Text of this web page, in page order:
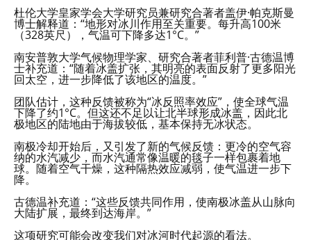
杜伦大学皇家学会大学研究员兼研究合著者盖伊·帕克斯曼
博士解释道：“地形对冰川作用至关重要。每升高100米
（328英尺），气温可下降多达1°C。”
南安普敦大学气候物理学家、研究合著者菲利普·古德温博
士补充道：“随着冰盖扩张，其明亮的表面反射了更多阳光
回太空，进一步降低了该地区的温度。”
团队估计，这种反馈被称为“冰反照率效应”，使全球气温
下降了约1°C。但这还不足以让北半球形成冰盖，因此北
极地区的陆地由于海拔较低，基本保持无冰状态。
南极冷却开始后，又引发了新的气候反馈：更冷的空气容
纳的水汽减少，而水汽通常像温暖的毯子一样包裹着地
球。随着空气干燥，这种隔热效应减弱，使气温进一步下
降。
古德温补充道：“这些反馈共同作用，使南极冰盖从山脉向
大陆扩展，最终到达海岸。”
这项研究可能会改变我们对冰河时代起源的看法。